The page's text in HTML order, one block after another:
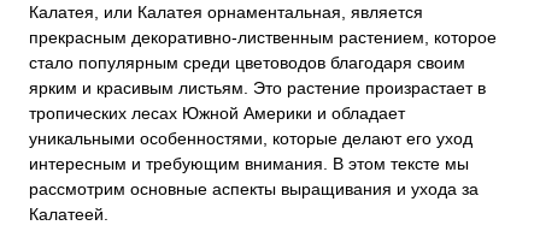
Калатея, или Калатея орнаментальная, является
прекрасным декоративно-лиственным растением, которое
стало популярным среди цветоводов благодаря своим
ярким и красивым листьям. Это растение произрастает в
тропических лесах Южной Америки и обладает
уникальными особенностями, которые делают его уход
интересным и требующим внимания. В этом тексте мы
рассмотрим основные аспекты выращивания и ухода за
Калатеей.